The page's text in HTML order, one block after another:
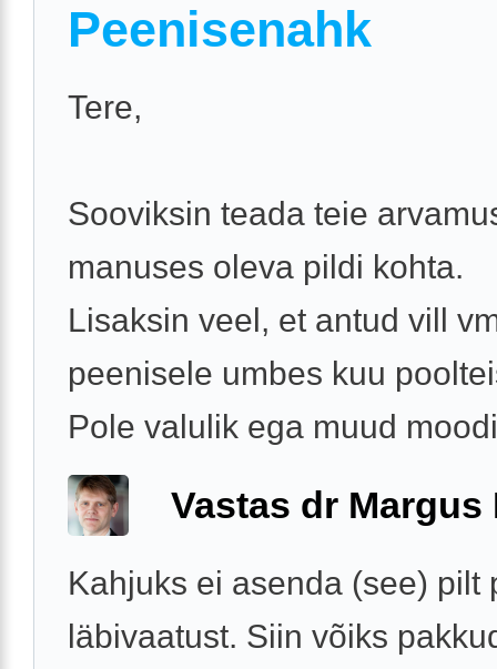
Peenisenahk
Tere,
Sooviksin teada teie
manuses oleva pildi kohta.
Lisaksin veel, et antud vill
peenisele umbes kuu
Pole valulik ega muud
Vastas dr Margus
Kahjuks ei asenda (see) pilt
läbivaatust. Siin võiks